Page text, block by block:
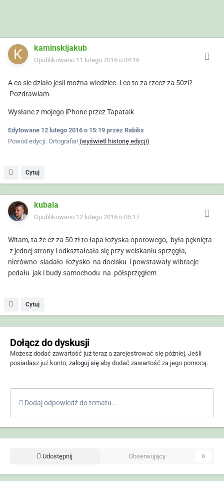
kaminskijakub
Opublikowano 11 lutego 2016 o 04:16
A co sie działo jesli można wiedziec. I co to za rzecz za 50zl?
Pozdrawiam.
Wysłane z mojego iPhone przez Tapatalk
Edytowane 12 lutego 2016 o 15:19 przez Rabiks
Powód edycji: Ortografia! (wyświetl historię edycji)
Cytuj
kubala
Opublikowano 12 lutego 2016 o 05:17
Witam, ta że cz za 50 zł to łapa łożyska oporowego, była pęknięta
z jednej strony i odkształcała się przy wciskaniu sprzęgła,
nierówno siadało łożysko na docisku i powstawały wibracje
pedału jak i budy samochodu na półsprzęgłem
Cytuj
Dołącz do dyskusji
Możesz dodać zawartość już teraz a zarejestrować się później. Jeśli
posiadasz już konto, zaloguj się aby dodać zawartość za jego pomocą.
Dodaj odpowiedź do tematu...
Udostępnij Obserwujący 0